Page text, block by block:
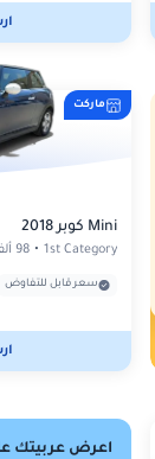
ماركت
Mini كوبر 2018
1st Category
• 98 ألف كم
سعر قابل للتفاوض
اعرض عربيتك